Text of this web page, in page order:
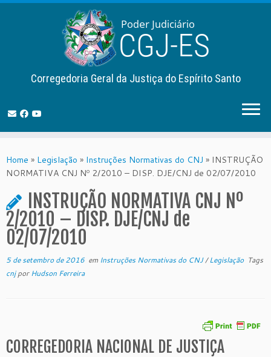
to
content
Corregedoria Geral da Justiça do Espírito Santo
Home » Legislação » Instruções Normativas do CNJ » INSTRUÇÃO
NORMATIVA CNJ Nº 2/2010 – DISP. DJE/CNJ de 02/07/2010
INSTRUÇÃO NORMATIVA CNJ Nº
2/2010 – DISP. DJE/CNJ de
02/07/2010
5 de setembro de 2016 em Instruções Normativas do CNJ/Legislação Tags
cnjporHudson Ferreira
CORREGEDORIA NACIONAL DE JUSTIÇA